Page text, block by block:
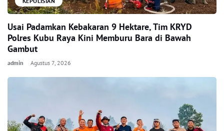
Usai Padamkan Kebakaran 9 Hektare, Tim KRYD
Polres Kubu Raya Kini Memburu Bara di Bawah
Gambut
admin Agustus 7, 2026